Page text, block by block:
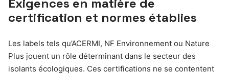
Exigences en matière de
certification et normes établies
Les labels tels qu’ACERMI, NF Environnement ou Nature
Plus jouent un rôle déterminant dans le secteur des
isolants écologiques. Ces certifications ne se contentent